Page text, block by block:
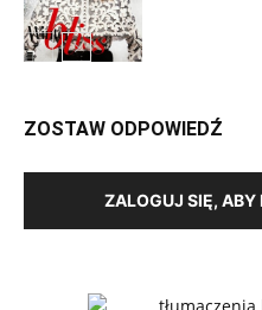
ZOSTAW ODPOWIEDŹ
ZALOGUJ SIĘ, ABY